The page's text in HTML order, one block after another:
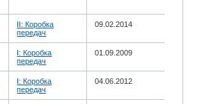
II: Коробка
передач
09.02.2014
I: Коробка
передач
01.09.2009
I: Коробка
передач
04.06.2012